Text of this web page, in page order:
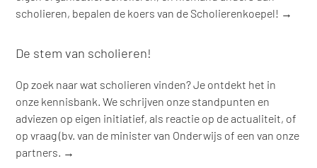
scholieren, bepalen de koers van de Scholierenkoepel! →
De stem van scholieren!
Op zoek naar wat scholieren vinden? Je ontdekt het in
onze kennisbank. We schrijven onze standpunten en
adviezen op eigen initiatief, als reactie op de actualiteit, of
op vraag (bv. van de minister van Onderwijs of een van onze
partners. →